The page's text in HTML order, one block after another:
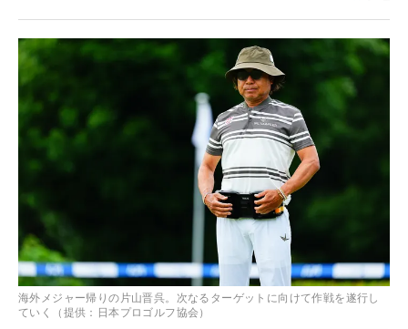
海外メジャー帰りの片山晋呉。次なるターゲットに向けて作戦を遂行し
ていく（提供：日本プロゴルフ協会）